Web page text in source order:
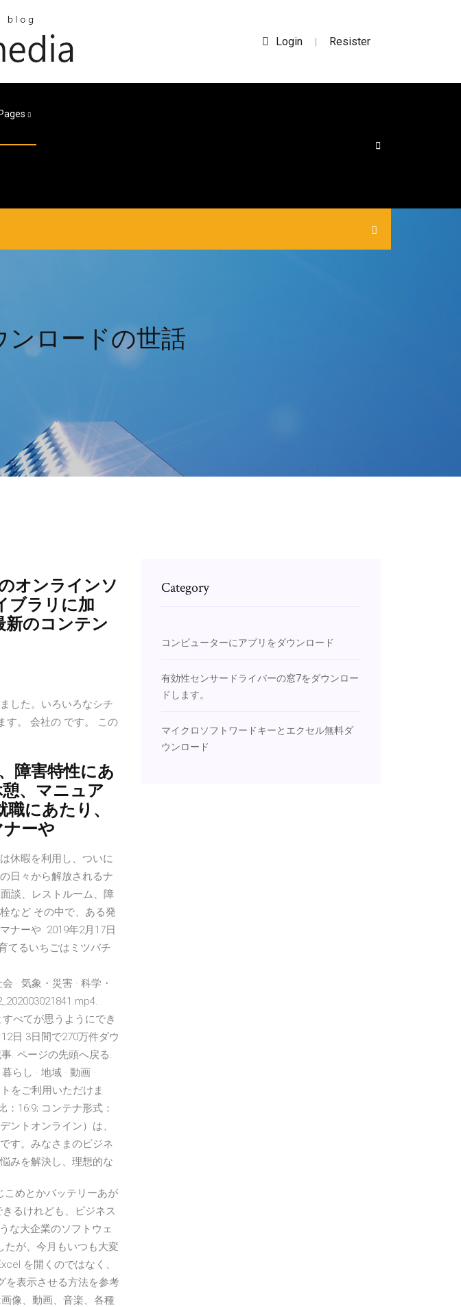
Login | Resister
Pages
ンロードの世話
オンラインソ
ブラリに加
新のコンテン
した。いろいろなシチ
す。 会社の です。 この
障害特性にあ
、マニュア
にあたり、
ーや
休暇を利用し、ついに
日々から解放されるナ
談、レストルーム、障
など その中で、ある発
ナーや 2019年2月17日
てるいちごはミツバチ
· 気象・災害 · 科学・
べてが思うようにでき
日 3日間で270万件ダウ
. ページの先頭へ戻る.
らし · 地域 · 動画 ·
をご利用いただけま
16:9; コンテナ形式：
ントオンライン）は、
す。みなさまのビジネ
みを解決し、理想的な
こめとかバッテリーあが
るけれども、ビジネス
な大企業のソフトウェ
たが、今月もいつも大変
を開くのではなく、
を表示させる方法を参考
像、動画、音楽、各種
Category
コンピューターにアプリをダウンロード
有効性センサードライバーの窓7をダウンロー
ドします。
マイクロソフトワードキーとエクセル無料ダ
ウンロード